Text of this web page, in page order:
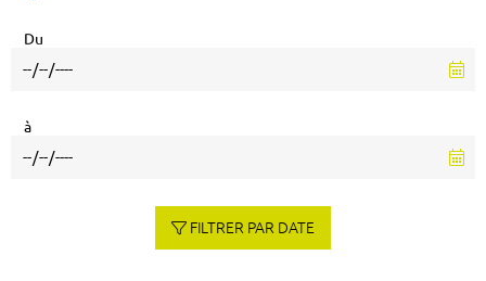
Du
à
FILTRER PAR DATE